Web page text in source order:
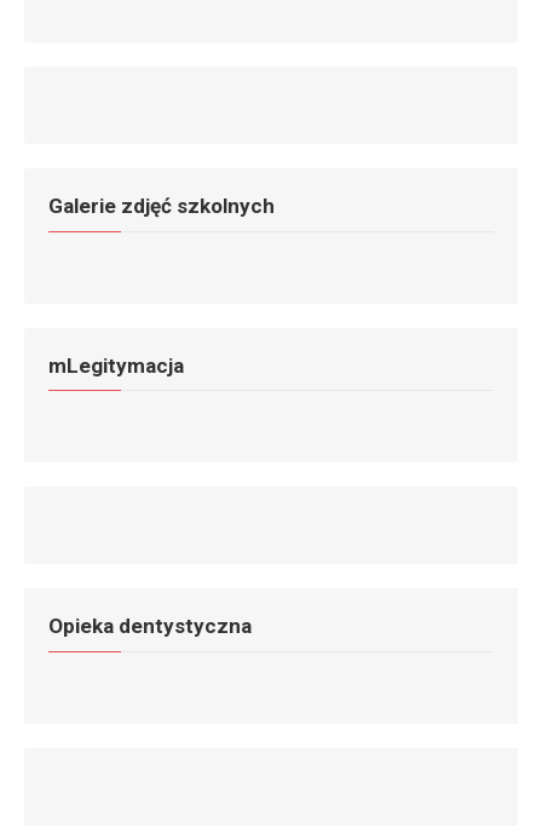
Galerie zdjęć szkolnych
mLegitymacja
Opieka dentystyczna